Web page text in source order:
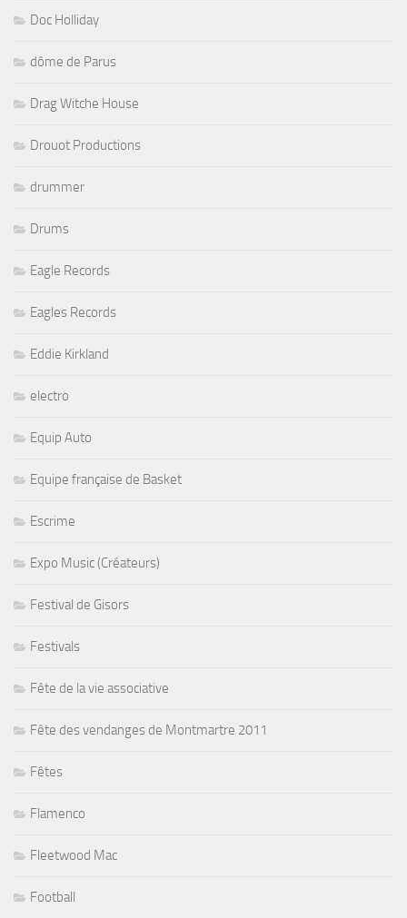
Doc Holliday
dôme de Parus
Drag Witche House
Drouot Productions
drummer
Drums
Eagle Records
Eagles Records
Eddie Kirkland
electro
Equip Auto
Equipe française de Basket
Escrime
Expo Music (Créateurs)
Festival de Gisors
Festivals
Fête de la vie associative
Fête des vendanges de Montmartre 2011
Fêtes
Flamenco
Fleetwood Mac
Football